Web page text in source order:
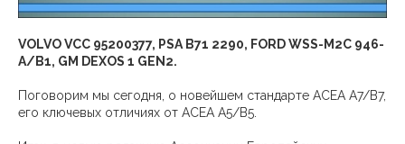
VOLVO VCC 95200377, PSA B71 2290, FORD WSS-M2C 946-
A/B1, GM DEXOS 1 GEN2.
Поговорим мы сегодня, о новейшем стандарте АСЕА A7/B7,
его ключевых отличиях от ACEA A5/B5.